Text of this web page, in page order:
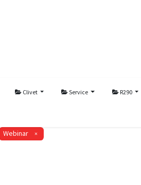
Clivet Service R290
Webinar ×